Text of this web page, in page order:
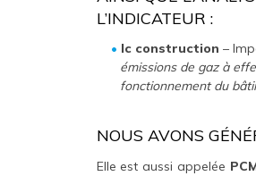
L’INDICATEUR :
Ic construction –
émissions de gaz à
fonctionnement du
NOUS AVONS
Elle est aussi appelée